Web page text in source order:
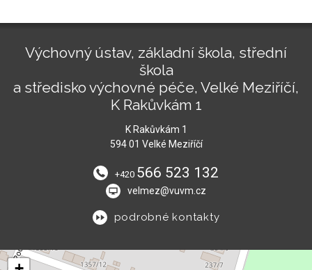
Výchovný ústav, základní škola, střední
škola
a středisko výchovné péče, Velké Meziříčí,
K Rakůvkám 1
K Rakůvkám 1
594 01 Velké Meziříčí
+420 566 523 132
velmez@vuvm.cz
podrobné kontakty